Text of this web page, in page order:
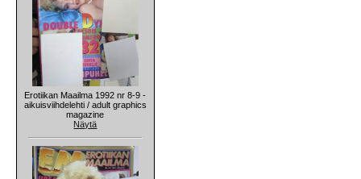
Erotiikan Maailma 1992 nr 8-9 -
aikuisviihdelehti / adult graphics
magazine
Näytä